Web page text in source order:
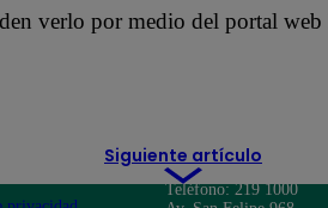
verlo por medio del portal web
Siguiente artículo
Teléfono: 219 1000